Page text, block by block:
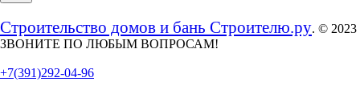
Строительство домов и бань Строителю.ру. © 2023
ЗВОНИТЕ ПО ЛЮБЫМ ВОПРОСАМ!
+7(391)292-04-96